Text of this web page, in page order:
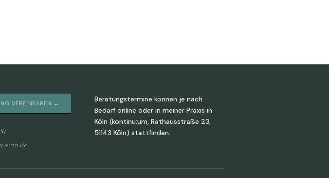
VEREINBAREN →
sinn.de
Beratungstermine können je nach
Bedarf online oder in meiner Praxis in
Köln (kontinu:um, Rathausstraße 23,
51143 Köln) stattfinden.